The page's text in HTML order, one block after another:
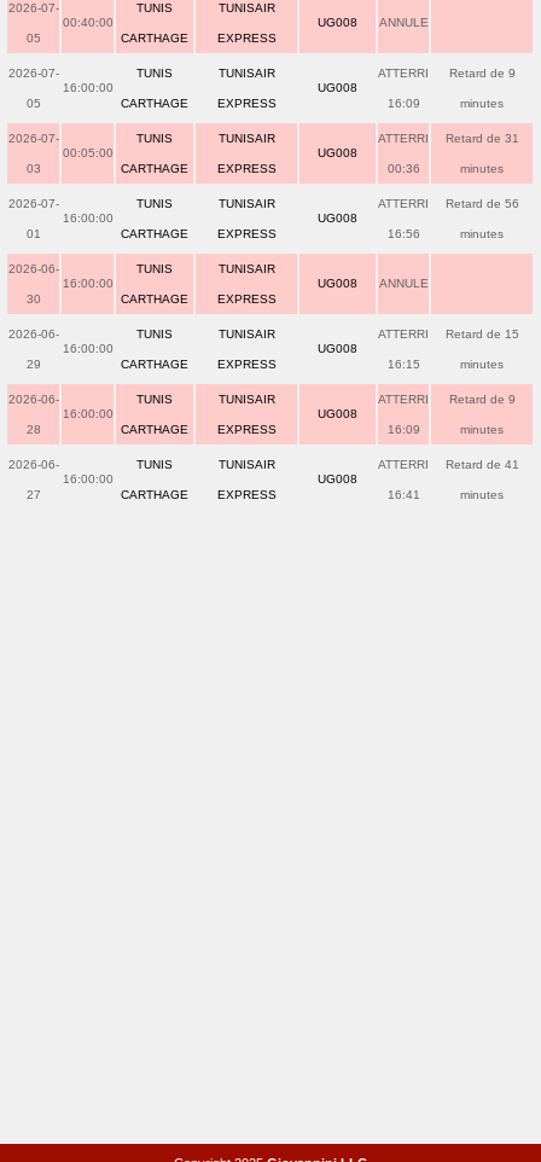
2026-07-
05
00:40:00
TUNIS
CARTHAGE
TUNISAIR
EXPRESS
UG008 ANNULE
2026-07-
05
16:00:00
TUNIS
CARTHAGE
TUNISAIR
EXPRESS
UG008
ATTERRI
16:09
Retard de 9
minutes
2026-07-
03
00:05:00
TUNIS
CARTHAGE
TUNISAIR
EXPRESS
UG008
ATTERRI
00:36
Retard de 31
minutes
2026-07-
01
16:00:00
TUNIS
CARTHAGE
TUNISAIR
EXPRESS
UG008
ATTERRI
16:56
Retard de 56
minutes
2026-06-
30
16:00:00
TUNIS
CARTHAGE
TUNISAIR
EXPRESS
UG008 ANNULE
2026-06-
29
16:00:00
TUNIS
CARTHAGE
TUNISAIR
EXPRESS
UG008
ATTERRI
16:15
Retard de 15
minutes
2026-06-
28
16:00:00
TUNIS
CARTHAGE
TUNISAIR
EXPRESS
UG008
ATTERRI
16:09
Retard de 9
minutes
2026-06-
27
16:00:00
TUNIS
CARTHAGE
TUNISAIR
EXPRESS
UG008
ATTERRI
16:41
Retard de 41
minutes